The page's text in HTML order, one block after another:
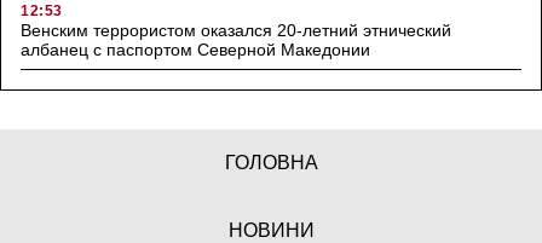
12:53
Венским террористом оказался 20-летний этнический
албанец с паспортом Северной Македонии
ГОЛОВНА
НОВИНИ